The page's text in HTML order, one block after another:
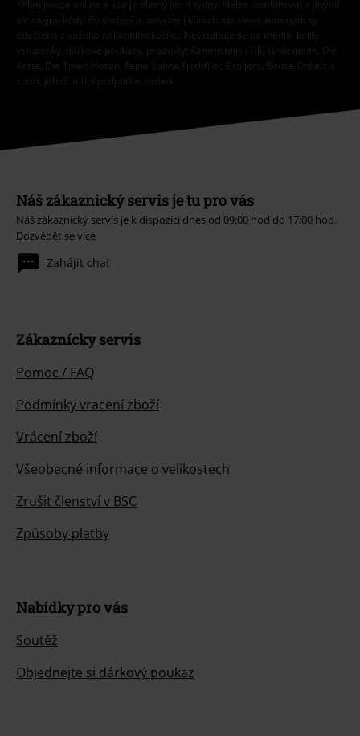
*Platí pouze online a kód je platný jen 4 týdny. Nelze kombinovat s jinými
slevovými kódy. Po vložení a potvrzení kódu bude sleva automaticky
odečtena z vašeho nákupního košíku. Nevztahuje se na média, knihy,
vstupenky, dárkové poukazy, produkty: Rammstein, (Till) Lindemann, Die
Ärzte, Die Toten Hosen, Feine Sahne Fischfilet, Broilers, Böhse Onkelz a
zboží, jehož koupí podpoříte nadaci.
Náš zákaznický servis je tu pro vás
Náš zákaznický servis je k dispozici dnes od 09:00 hod do 17:00 hod.
Dozvědět se více
Zahájit chat
Zákaznícky servis
Pomoc / FAQ
Podmínky vracení zboží
Vrácení zboží
Všeobecné informace o velikostech
Zrušit členství v BSC
Způsoby platby
Nabídky pro vás
Soutěž
Objednejte si dárkový poukaz